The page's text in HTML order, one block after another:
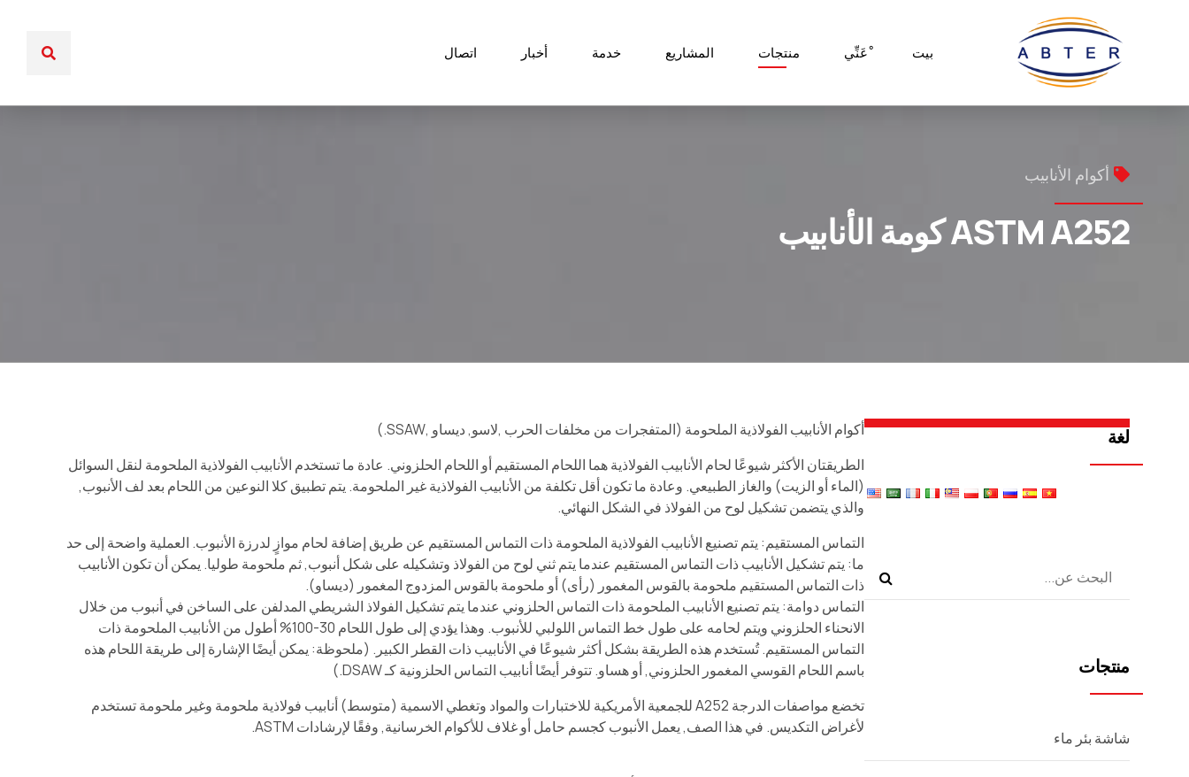
بيت ْعَنِّي منتجات المشاريع خدمة أخبار اتصال
أكوام الأنابيب
ASTM A252 كومة الأنابيب
أكوام الأنابيب الفولاذية الملحومة (المتفجرات من مخلفات الحرب ,لاسو, ديساو ,SSAW.)
الطريقتان الأكثر شيوعًا لحام الأنابيب الفولاذية هما اللحام المستقيم أو اللحام الحلزوني. عادة ما تستخدم الأنابيب الفولاذية الملحومة لنقل السوائل
(الماء أو الزيت) والغاز الطبيعي. وعادة ما تكون أقل تكلفة من الأنابيب الفولاذية غير الملحومة. يتم تطبيق كلا النوعين من اللحام بعد لف الأنبوب,
والذي يتضمن تشكيل لوح من الفولاذ في الشكل النهائي.
التماس المستقيم: يتم تصنيع الأنابيب الفولاذية الملحومة ذات التماس المستقيم عن طريق إضافة لحام موازٍ لدرزة الأنبوب. العملية واضحة إلى حد
ما: يتم تشكيل الأنابيب ذات التماس المستقيم عندما يتم ثني لوح من الفولاذ وتشكيله على شكل أنبوب, ثم ملحومة طوليا. يمكن أن تكون الأنابيب
ذات التماس المستقيم ملحومة بالقوس المغمور (رأى) أو ملحومة بالقوس المزدوج المغمور (ديساو).
التماس دوامة: يتم تصنيع الأنابيب الملحومة ذات التماس الحلزوني عندما يتم تشكيل الفولاذ الشريطي المدلفن على الساخن في أنبوب من خلال
الانحناء الحلزوني ويتم لحامه على طول خط التماس اللولبي للأنبوب. وهذا يؤدي إلى طول اللحام 30-100% أطول من الأنابيب الملحومة ذات
التماس المستقيم. تُستخدم هذه الطريقة بشكل أكثر شيوعًا في الأنابيب ذات القطر الكبير. (ملحوظة: يمكن أيضًا الإشارة إلى طريقة اللحام هذه
باسم اللحام القوسي المغمور الحلزوني, أو هساو. تتوفر أيضًا أنابيب التماس الحلزونية كـ DSAW.)
تخضع مواصفات الدرجة A252 للجمعية الأمريكية للاختبارات والمواد وتغطي الاسمية (متوسط) أنابيب فولاذية ملحومة وغير ملحومة تستخدم
لأغراض التكديس. في هذا الصف, يعمل الأنبوب كجسم حامل أو غلاف للأكوام الخرسانية, وفقًا لإرشادات ASTM.
لغة
منتجات
شاشة بئر ماء